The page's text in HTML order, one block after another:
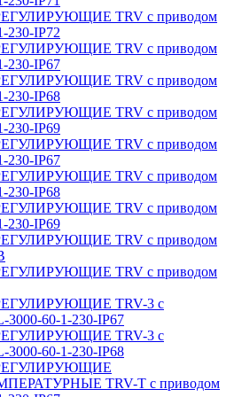
TRV с приводом
230-IP72
TRV с приводом
230-IP67
TRV с приводом
230-IP68
TRV с приводом
230-IP69
TRV с приводом
230-IP67
TRV с приводом
230-IP68
TRV с приводом
230-IP69
TRV с приводом
TRV с приводом
TRV-3 с
3000-60-1-230-IP67
TRV-3 с
3000-60-1-230-IP68
TRV-T с приводом